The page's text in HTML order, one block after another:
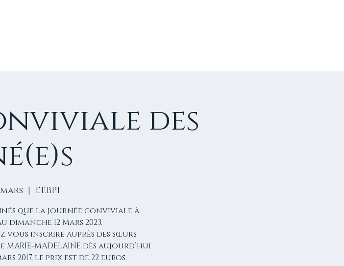
des
  |
EEBPF
que la journée conviviale à
dimanche 12 Mars 2023.
vous inscrire auprès des sœurs
MADELAINE dès aujourd’hui
2017, le prix est de 22 euros.